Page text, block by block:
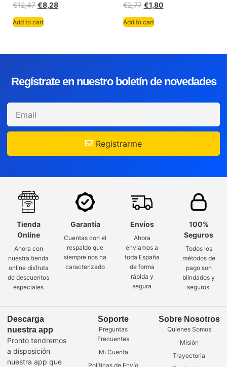
€12,47 €8,28
Add to cart
€2,77 €1,80
Add to cart
Regístrate en nuestro boletín de novedades
Registrarme
Tienda
Online
Ahora con
nuestra tienda
online disfruta
de descuentos
especiales
Garantía
Cuentas con el
respaldo que
siempre nos ha
caracterizado
Envíos
Ahora
enviamos a
toda España
de forma
rápida y
segura
100%
Seguros
Todos los
métodos de
pago son
blindados y
seguros.
Descarga
nuestra app
Pronto tendremos
a disposición
nuestra app que
Soporte
Preguntas
Frecuentes
Mi Cuenta
Políticas de Envío
Sobre Nosotros
Quienes Somos
Misión
Trayectoria